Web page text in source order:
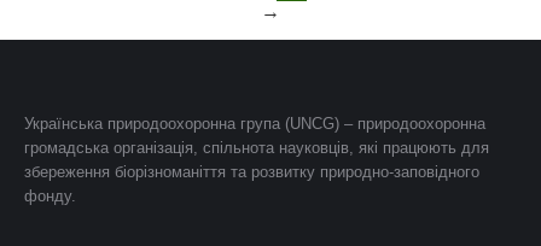
→
Українська природоохоронна група (UNCG) – природоохоронна
громадська організація, спільнота науковців, які працюють для
збереження біорізноманіття та розвитку природно-заповідного
фонду.